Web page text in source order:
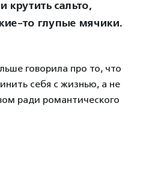
крутить сальто,
то глупые мячики.
говорила про то, что
себя с жизнью, а не
ради романтического